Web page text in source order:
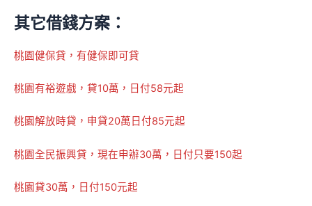
其它借錢方案：
桃園健保貸，有健保即可貸
桃園有裕遊戲，貸10萬，日付58元起
桃園解放時貸，申貸20萬日付85元起
桃園全民振興貸，現在申辦30萬，日付只要150起
桃園貸30萬，日付150元起